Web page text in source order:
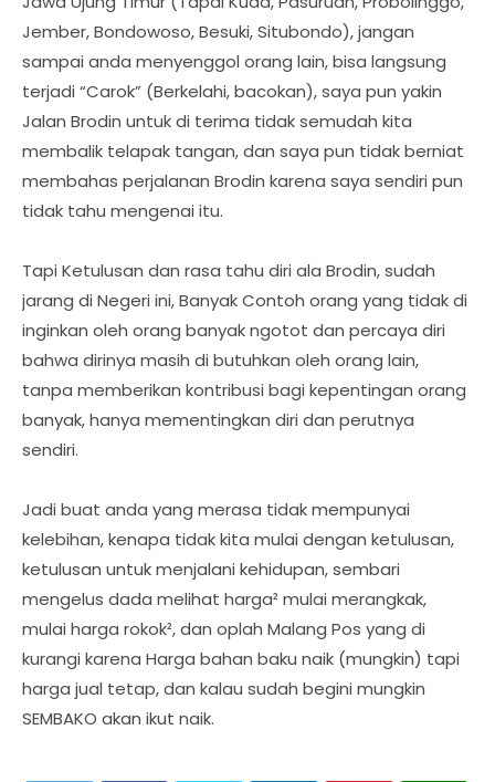
Jember, Bondowoso, Besuki, Situbondo), jangan
sampai anda menyenggol orang lain, bisa langsung
terjadi “Carok” (Berkelahi, bacokan), saya pun yakin
Jalan Brodin untuk di terima tidak semudah kita
membalik telapak tangan, dan saya pun tidak berniat
membahas perjalanan Brodin karena saya sendiri pun
tidak tahu mengenai itu.
Tapi Ketulusan dan rasa tahu diri ala Brodin, sudah
jarang di Negeri ini, Banyak Contoh orang yang tidak di
inginkan oleh orang banyak ngotot dan percaya diri
bahwa dirinya masih di butuhkan oleh orang lain,
tanpa memberikan kontribusi bagi kepentingan orang
banyak, hanya mementingkan diri dan perutnya
sendiri.
Jadi buat anda yang merasa tidak mempunyai
kelebihan, kenapa tidak kita mulai dengan ketulusan,
ketulusan untuk menjalani kehidupan, sembari
mengelus dada melihat harga² mulai merangkak,
mulai harga rokok², dan oplah Malang Pos yang di
kurangi karena Harga bahan baku naik (mungkin) tapi
harga jual tetap, dan kalau sudah begini mungkin
SEMBAKO akan ikut naik.